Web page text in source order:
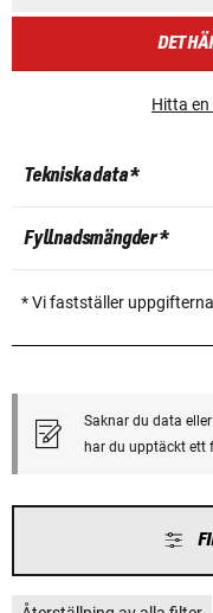
DET
Hitta
Tekniska data *
Fyllnadsmängder *
* Vi fastställer
Saknar du data
har du upptäckt ett